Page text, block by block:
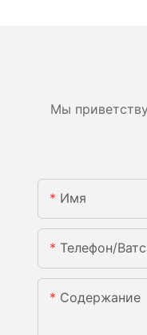
Мы
Имя
Телефон/
Содержание